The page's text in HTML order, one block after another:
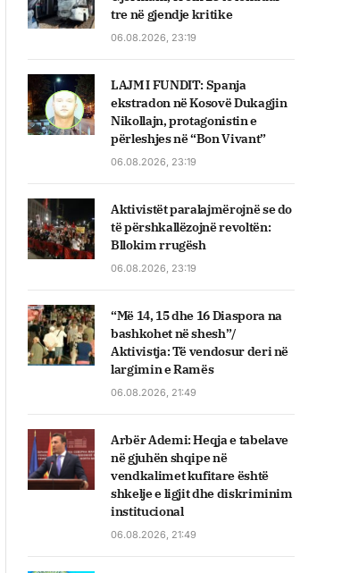
tre në gjendje kritike
06.08.2026, 23:19
LAJM I FUNDIT: Spanja
ekstradon në Kosovë Dukagjin
Nikollajn, protagonistin e
përleshjes në “Bon Vivant”
06.08.2026, 23:19
Aktivistët paralajmërojnë se do
të përshkallëzojnë revoltën:
Bllokim rrugësh
06.08.2026, 23:19
“Më 14, 15 dhe 16 Diaspora na
bashkohet në shesh”/
Aktivistja: Të vendosur deri në
largimin e Ramës
06.08.2026, 21:49
Arbër Ademi: Heqja e tabelave
në gjuhën shqipe në
vendkalimet kufitare është
shkelje e ligjit dhe diskriminim
institucional
06.08.2026, 21:49